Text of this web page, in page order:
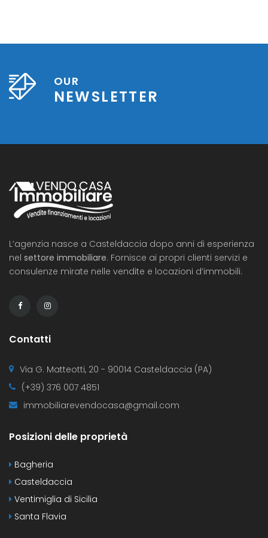
OUR
NEWSLETTER
L’agenzia nasce a Casteldaccia dopo anni di esperienza
nel settore immobiliare. Fornisce ai propri clienti servizi e
consulenze mirate nelle vendite e locazioni d’immobili.
Contatti
Via G. Matteotti, 20 - 90014 Casteldaccia (PA)
(+39) 376 007 4851
immobiliarevendocasa@gmail.com
Posizioni delle proprietà
Bagheria
Casteldaccia
Ventimiglia di Sicilia
Santa Flavia